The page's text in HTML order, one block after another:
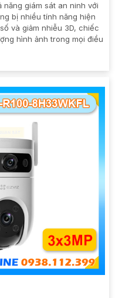
giám sát an ninh với
bị nhiều tính năng hiện
và giảm nhiễu 3D, chiếc
hình ảnh trong mọi điều